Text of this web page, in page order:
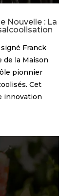
Nouvelle : La
Franck
de la Maison
pionnier
Cet
innovation